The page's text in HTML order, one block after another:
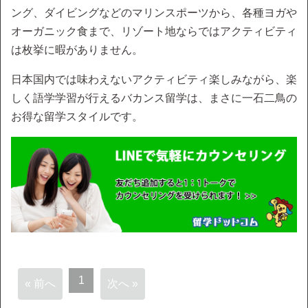
ング、ダイビングなどのマリンスポーツから、各種ヨガや
オーガニック食まで、リゾート地ならではアクティビティ
は枚挙に暇がありません。
日本国内では味わえないアクティビティ楽しみながら、楽
しく語学学習が行えるバカンス留学は、まさに一石二鳥の
お得な留学スタイルです。
« 前へ 1 次へ »